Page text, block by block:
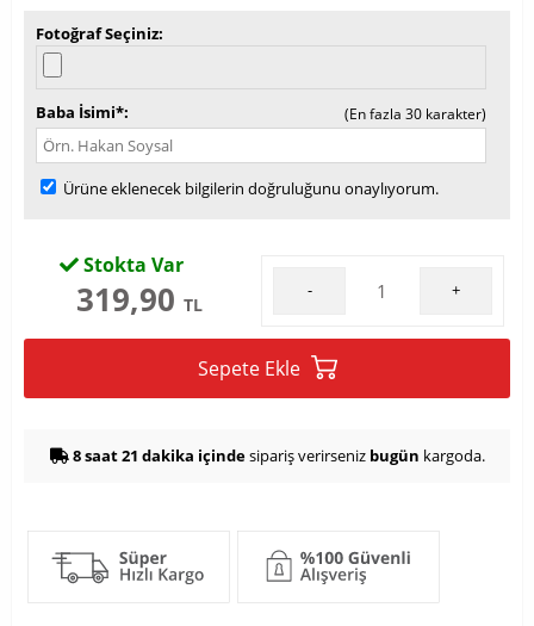
Fotoğraf Seçiniz
Baba İsimi* (En fazla 30 karakter)
Ürüne eklenecek bilgilerin doğruluğunu onaylıyorum.
Stokta Var
319,90 TL
- +
Sepete Ekle
8 saat 21 dakika içindesipariş verirseniz bugün kargoda.